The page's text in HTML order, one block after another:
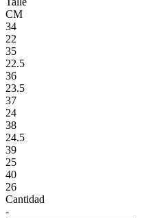
CM
34
22
35
22.5
36
23.5
37
24
38
24.5
39
25
40
26
Cantidad
-